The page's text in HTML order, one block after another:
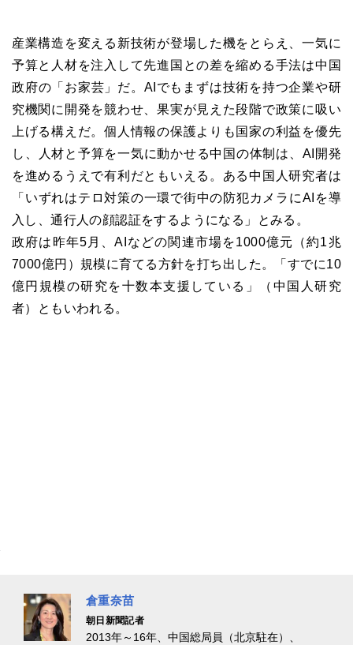
産業構造を変える新技術が登場した機をとらえ、一気に
予算と人材を注入して先進国との差を縮める手法は中国
政府の「お家芸」だ。AIでもまずは技術を持つ企業や研
究機関に開発を競わせ、果実が見えた段階で政策に吸い
上げる構えだ。個人情報の保護よりも国家の利益を優先
し、人材と予算を一気に動かせる中国の体制は、AI開発
を進めるうえで有利だともいえる。ある中国人研究者は
「いずれはテロ対策の一環で街中の防犯カメラにAIを導
入し、通行人の顔認証をするようになる」とみる。
政府は昨年5月、AIなどの関連市場を1000億元（約1兆
7000億円）規模に育てる方針を打ち出した。「すでに10
億円規模の研究を十数本支援している」（中国人研究
者）ともいわれる。
倉重奈苗
朝日新聞記者
2013年～16年、中国総局員（北京駐在）、